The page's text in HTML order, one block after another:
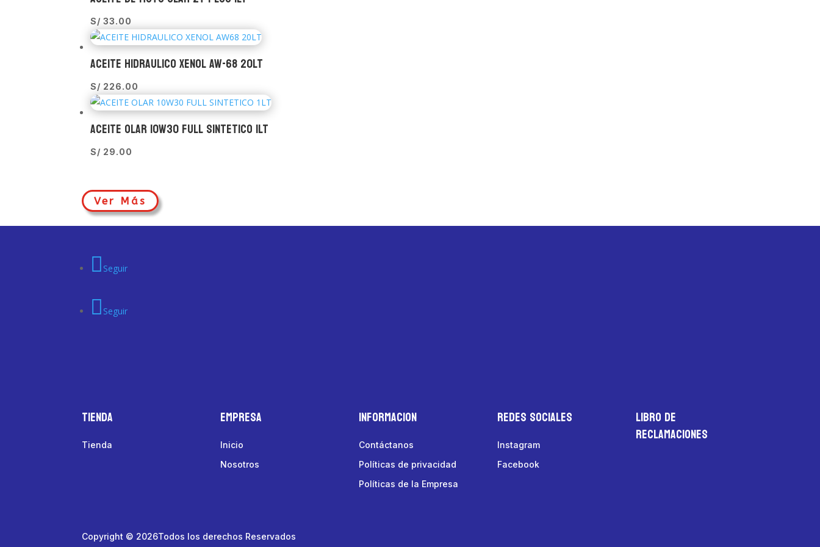
S/ 33.00
ACEITE HIDRAULICO XENOL AW-68 20LT
S/ 226.00
ACEITE OLAR 10W30 FULL SINTETICO 1LT
S/ 29.00
Ver Más
Seguir
Seguir
Tienda
Tienda
Empresa
Inicio
Nosotros
Informacion
Contáctanos
Políticas de privacidad
Políticas de la Empresa
Redes Sociales
Instagram
Facebook
LIBRO DE
RECLAMACIONES
Copyright © 2026Todos los derechos Reservados